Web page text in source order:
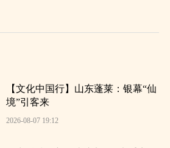
【文化中国行】山东蓬莱：银幕“仙
境”引客来
2026-08-07 19:12